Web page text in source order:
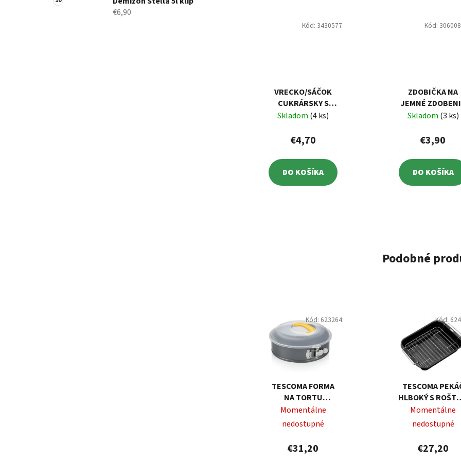
€6,90
VRECKO/SÁČOK
CUKRÁRSKY S
PROTIŠMYKOVÝM
Skladom (4 ks)
€4,70
DO KOŠÍKA
Kód: 3430577
ZDOBIČKA NA
JEMNÉ
Skladom (3 ks)
€3,90
DO KOŠÍKA
Kód:
Podobné
TESCOMA FORMA
NA TORTU
ROZKLADACIA
DELÍCIA Ø 26 CM, S
POKLOPOM
Momentálne
nedostupné
€31,20
Kód: 623264
TESCOMA
HLBOKÝ S
SAPHIR 38X28 CM
Momentálne
nedostupné
€27,20
Kód: